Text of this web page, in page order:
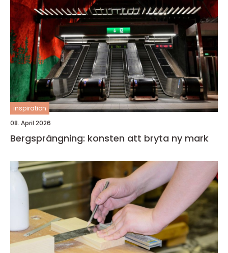
inspiration
08. April 2026
Bergsprängning: konsten att bryta ny mark